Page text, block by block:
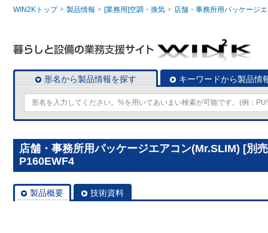
WIN2Kトップ 製品情報 [業務用]空調・換気 店舗・事務所用パッケージ
形名から製品情報を探す キーワードから製品情
店舗・事務所用パッケージエアコン(Mr.SLIM) [別
P160EWF4
製品概要 技術資料